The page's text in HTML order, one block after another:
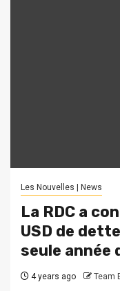
Les Nouvelles | News
La RDC a
USD de
seule année
4 years ago Team